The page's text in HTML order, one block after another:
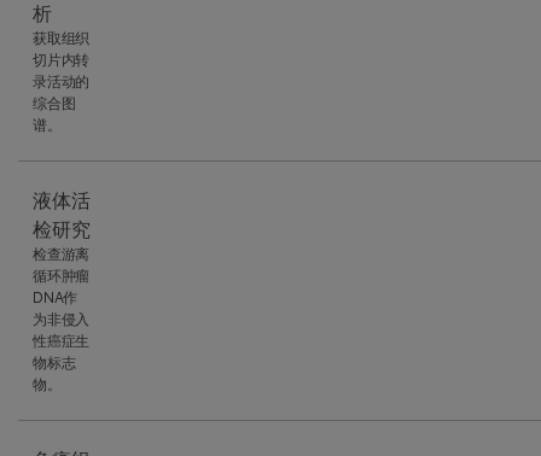
析
获取组织
切片内转
录活动的
综合图
谱。
液体活
检研究
检查游离
循环肿瘤
DNA作
为非侵入
性癌症生
物标志
物。